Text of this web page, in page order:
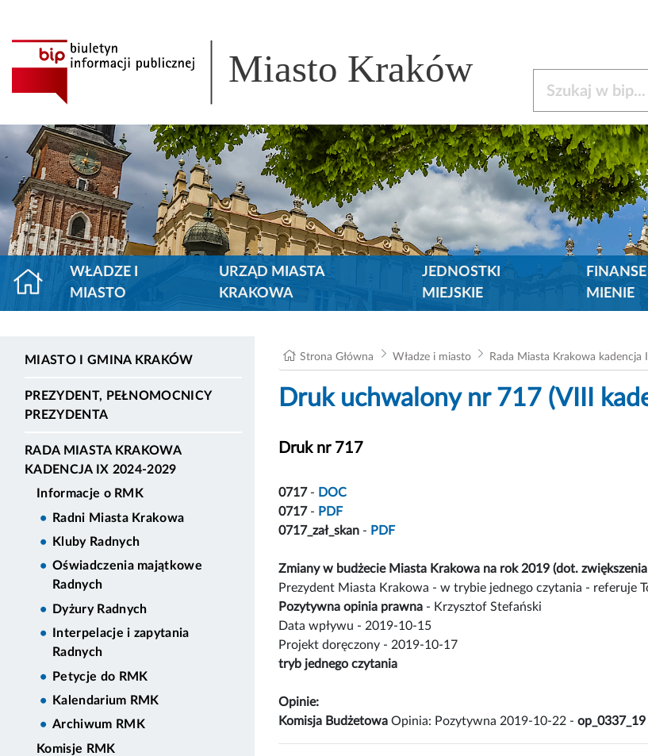
Miasto Kraków
WŁADZE I
MIASTO
URZĄD MIASTA
KRAKOWA
JEDNOSTKI
MIEJSKIE
FINANSE I
MIENIE
MIASTO I GMINA KRAKÓW
PREZYDENT, PEŁNOMOCNICY
PREZYDENTA
RADA MIASTA KRAKOWA
KADENCJA IX 2024-2029
Informacje o RMK
Radni Miasta Krakowa
Kluby Radnych
Oświadczenia majątkowe
Radnych
Dyżury Radnych
Interpelacje i zapytania
Radnych
Petycje do RMK
Kalendarium RMK
Archiwum RMK
Komisje RMK
Strona Główna Władze i miasto Rada Miasta Krakowa kadencja
Druk uchwalony nr 717 (VIII
Druk nr 717
0717- DOC
0717- PDF
0717_zał_skan - PDF
Zmiany w budżecie Miasta Krakowa na rok 2019 (dot.
Prezydent Miasta Krakowa - w trybie jednego czytania - referuje
Pozytywna opinia prawna - Krzysztof Stefański
Data wpływu - 2019-10-15
Projekt doręczony - 2019-10-17
tryb jednego czytania
Opinie:
Komisja Budżetowa Opinia: Pozytywna 2019-10-22 - op_0337_19